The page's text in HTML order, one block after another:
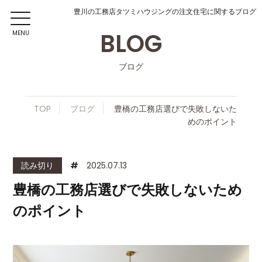
MENU
豊川の工務店タツミハウジングの注文住宅に関するブログ
BLOG
ブログ
TOP ブログ
豊橋の工務店選びで失敗しないた
めのポイント
豊橋の工務店選びで失敗しないため
のポイント
読み切り # 2025.07.13